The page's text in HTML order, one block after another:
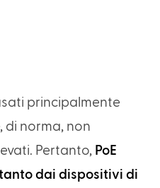
principalmente
di norma, non
Pertanto, PoE
dai dispositivi di